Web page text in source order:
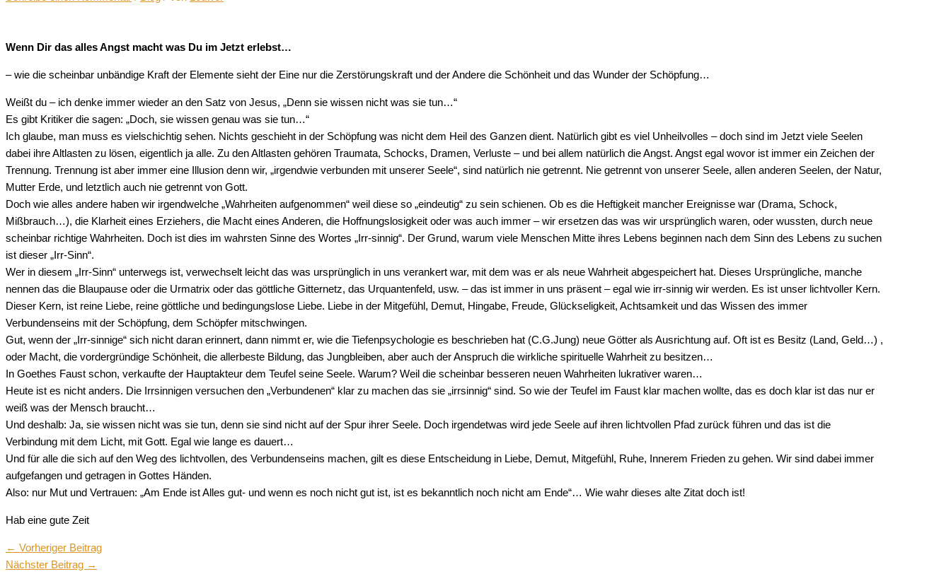
Wenn Dir das alles Angst macht was Du im Jetzt erlebst…
– wie die scheinbar unbändige Kraft der Elemente sieht der Eine nur die Zerstörungskraft und der Andere die Schönheit und das Wunder der Schöpfung…
Weißt du – ich denke immer wieder an den Satz von Jesus, „Denn sie wissen nicht was sie tun…“
Es gibt Kritiker die sagen: „Doch, sie wissen genau was sie tun…“
Ich glaube, man muss es vielschichtig sehen. Nichts geschieht in der Schöpfung was nicht dem Heil des Ganzen dient. Natürlich gibt es viel Unheilvolles – doch sind im Jetzt viele Seelen
dabei ihre Altlasten zu lösen, eigentlich ja alle. Zu den Altlasten gehören Traumata, Schocks, Dramen, Verluste – und bei allem natürlich die Angst. Angst egal wovor ist immer ein Zeichen der
Trennung. Trennung ist aber immer eine Illusion denn wir, „irgendwie verbunden mit unserer Seele“, sind natürlich nie getrennt. Nie getrennt von unserer Seele, allen anderen Seelen, der Natur,
Mutter Erde, und letztlich auch nie getrennt von Gott.
Doch wie alles andere haben wir irgendwelche „Wahrheiten aufgenommen“ weil diese so „eindeutig“ zu sein schienen. Ob es die Heftigkeit mancher Ereignisse war (Drama, Schock,
Mißbrauch…), die Klarheit eines Erziehers, die Macht eines Anderen, die Hoffnungslosigkeit oder was auch immer – wir ersetzen das was wir ursprünglich waren, oder wussten, durch neue
scheinbar richtige Wahrheiten. Doch ist dies im wahrsten Sinne des Wortes „Irr-sinnig“. Der Grund, warum viele Menschen Mitte ihres Lebens beginnen nach dem Sinn des Lebens zu suchen
ist dieser „Irr-Sinn“.
Wer in diesem „Irr-Sinn“ unterwegs ist, verwechselt leicht das was ursprünglich in uns verankert war, mit dem was er als neue Wahrheit abgespeichert hat. Dieses Ursprüngliche, manche
nennen das die Blaupause oder die Urmatrix oder das göttliche Gitternetz, das Urquantenfeld, usw. – das ist immer in uns präsent – egal wie irr-sinnig wir werden. Es ist unser lichtvoller Kern.
Dieser Kern, ist reine Liebe, reine göttliche und bedingungslose Liebe. Liebe in der Mitgefühl, Demut, Hingabe, Freude, Glückseligkeit, Achtsamkeit und das Wissen des immer
Verbundenseins mit der Schöpfung, dem Schöpfer mitschwingen.
Gut, wenn der „Irr-sinnige“ sich nicht daran erinnert, dann nimmt er, wie die Tiefenpsychologie es beschrieben hat (C.G.Jung) neue Götter als Ausrichtung auf. Oft ist es Besitz (Land, Geld…) ,
oder Macht, die vordergründige Schönheit, die allerbeste Bildung, das Jungbleiben, aber auch der Anspruch die wirkliche spirituelle Wahrheit zu besitzen…
In Goethes Faust schon, verkaufte der Hauptakteur dem Teufel seine Seele. Warum? Weil die scheinbar besseren neuen Wahrheiten lukrativer waren…
Heute ist es nicht anders. Die Irrsinnigen versuchen den „Verbundenen“ klar zu machen das sie „irrsinnig“ sind. So wie der Teufel im Faust klar machen wollte, das es doch klar ist das nur er
weiß was der Mensch braucht…
Und deshalb: Ja, sie wissen nicht was sie tun, denn sie sind nicht auf der Spur ihrer Seele. Doch irgendetwas wird jede Seele auf ihren lichtvollen Pfad zurück führen und das ist die
Verbindung mit dem Licht, mit Gott. Egal wie lange es dauert…
Und für alle die sich auf den Weg des lichtvollen, des Verbundenseins machen, gilt es diese Entscheidung in Liebe, Demut, Mitgefühl, Ruhe, Innerem Frieden zu gehen. Wir sind dabei immer
aufgefangen und getragen in Gottes Händen.
Also: nur Mut und Vertrauen: „Am Ende ist Alles gut- und wenn es noch nicht gut ist, ist es bekanntlich noch nicht am Ende“… Wie wahr dieses alte Zitat doch ist!
Hab eine gute Zeit
← Vorheriger Beitrag
Nächster Beitrag →